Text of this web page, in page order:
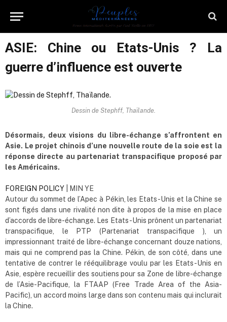
ASIE: Chine ou Etats-Unis ? La
guerre d’influence est ouverte
Dessin de Stephff, Thaïlande.
Désormais, deux visions du libre-échange s’affrontent en
Asie. Le projet chinois d’une nouvelle route de la soie est la
réponse directe au partenariat transpacifique proposé par
les Américains.
FOREIGN POLICY | MIN YE
Autour du sommet de l’Apec à Pékin, les Etats-Unis et la Chine se
sont figés dans une rivalité non dite à propos de la mise en place
d’accords de libre-échange. Les Etats-Unis prônent un partenariat
transpacifique, le PTP (Partenariat transpacifique ), un
impressionnant traité de libre-échange concernant douze nations,
mais qui ne comprend pas la Chine. Pékin, de son côté, dans une
tentative de contrer le rééquilibrage voulu par les Etats-Unis en
Asie, espère recueillir des soutiens pour sa Zone de libre-échange
de l’Asie-Pacifique, la FTAAP (Free Trade Area of the Asia-
Pacific), un accord moins large dans son contenu mais qui inclurait
la Chine.